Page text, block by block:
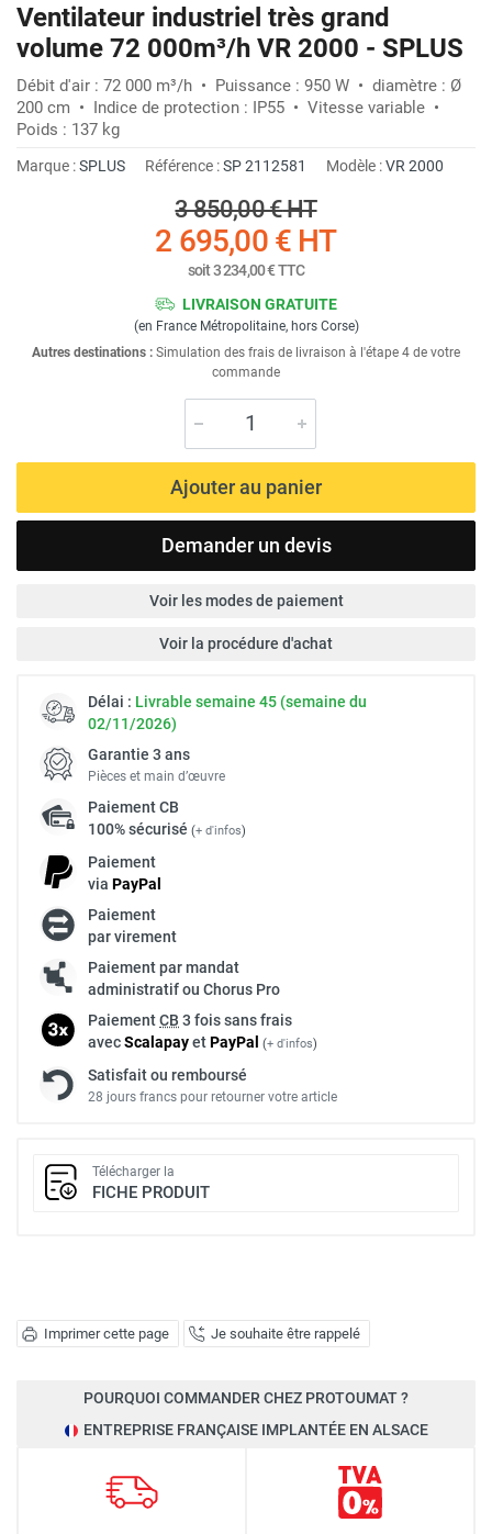
Imprimer cette page Je souhaite être rappelé
Ventilateur industriel très grand
volume 72 000m³/h VR 2000 - SPLUS
Débit d'air : 72 000 m³/h • Puissance : 950 W • diamètre : Ø
200 cm • Indice de protection : IP55 • Vitesse variable •
Poids : 137 kg
Marque :SPLUS Référence :SP 2112581 Modèle :VR 2000
3 850,00 €HT
2 695,00 € HT
soit3 234,00 €TTC
LIVRAISON GRATUITE
(en France Métropolitaine, hors Corse)
Autres destinations : Simulation des frais de livraison à l'étape 4 de votre
commande
Ajouter au panier
Demander un devis
Voir les modes de paiement
Voir la procédure d'achat
Délai : Livrable semaine 45 (semaine du
02/11/2026)
Garantie 3 ans
Pièces et main d’œuvre
PaiementCB
100% sécurisé (+ d'infos)
Paiement
via PayPal
Paiement
par virement
Paiement par mandat
administratif ou Chorus Pro
PaiementCB 3 fois sans frais
avecScalapayetPayPal (+ d'infos)
Satisfait ou remboursé
28 jours francs pour retourner votre article
Télécharger la
FICHE PRODUIT
POURQUOI COMMANDER CHEZ PROTOUMAT ?
ENTREPRISE FRANÇAISE IMPLANTÉE EN ALSACE